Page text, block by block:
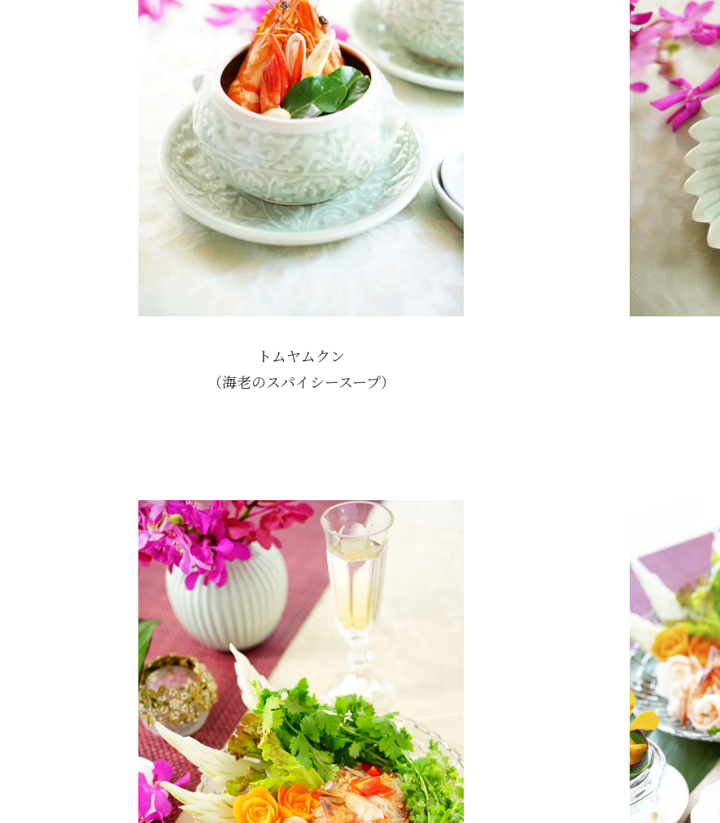
トムヤムクン
（海老のスパイシースープ）